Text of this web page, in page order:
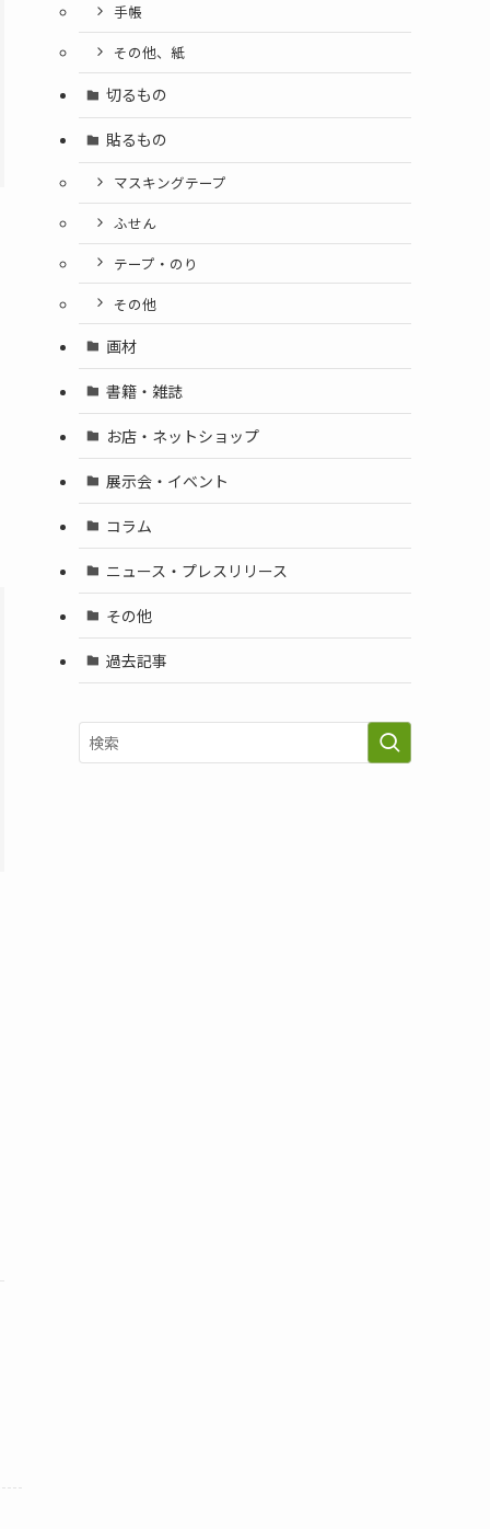
手帳
その他、紙
切るもの
貼るもの
マスキングテープ
ふせん
テープ・のり
その他
画材
書籍・雑誌
お店・ネットショップ
展示会・イベント
コラム
ニュース・プレスリリース
その他
過去記事